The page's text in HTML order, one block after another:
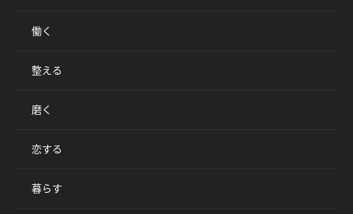
働く
整える
磨く
恋する
暮らす